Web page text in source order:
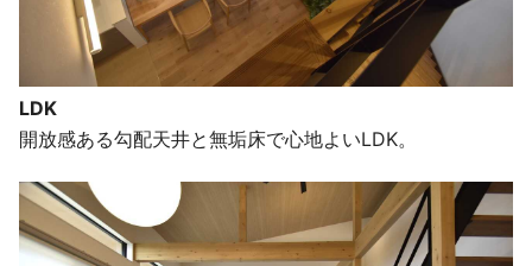
LDK
開放感ある勾配天井と無垢床で心地よいLDK。